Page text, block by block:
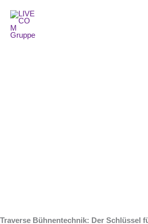
Inhalt
springen
Traverse Bühnentechnik: Der Schlüssel